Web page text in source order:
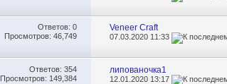
Ответов: 0
Просмотров: 46,749
Veneer Craft
07.03.202011:33
Ответов: 354
Просмотров: 149,384
липованочка1
12.01.2020 13:17